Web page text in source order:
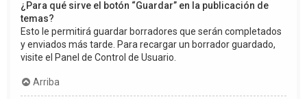
¿Para qué sirve el botón “Guardar” en la publicación de
temas?
Esto le permitirá guardar borradores que serán completados
y enviados más tarde. Para recargar un borrador guardado,
visite el Panel de Control de Usuario.
Arriba